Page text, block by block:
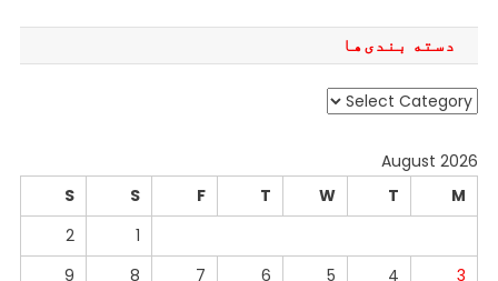
دسته بندی‌ها
دسته
August 2026
M
T
W
T
F
S
S
1
2
3
4
5
6
7
8
9